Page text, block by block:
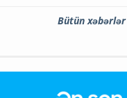
Bütün xəbərlər